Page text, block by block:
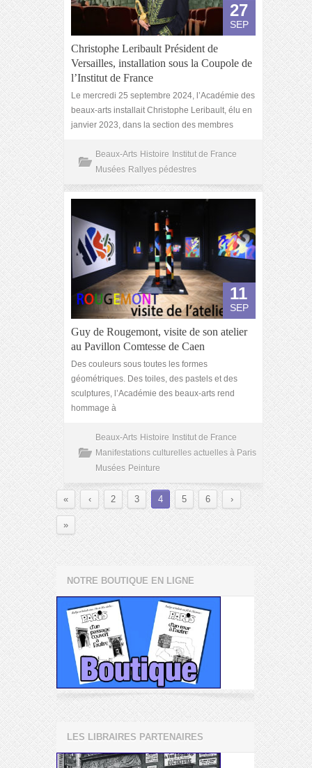
27
SEP
Christophe Leribault Président de
Versailles, installation sous la Coupole de
l’Institut de France
Le mercredi 25 septembre 2024, l’Académie des
beaux-arts installait Christophe Leribault, élu en
janvier 2023, dans la section des membres
Beaux-Arts Histoire
Institut de France
Musées Rallyes pédestres
11
SEP
Guy de Rougemont, visite de son atelier
au Pavillon Comtesse de Caen
Des couleurs sous toutes les formes
géométriques. Des toiles, des pastels et des
sculptures, l’Académie des beaux-arts rend
hommage à
Beaux-Arts Histoire
Institut de France
Manifestations culturelles actuelles à Paris
Musées Peinture
« ‹ 2 3 4 5 6 ›
»
NOTRE BOUTIQUE EN LIGNE
LES LIBRAIRES PARTENAIRES